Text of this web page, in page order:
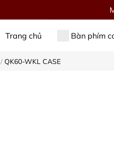
Trang chủ Bàn phím
/ QK60-WKL CASE